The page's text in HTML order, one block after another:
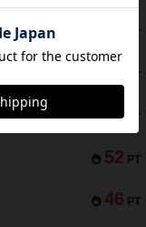
PT
PT
58 PT
52 PT
46 PT